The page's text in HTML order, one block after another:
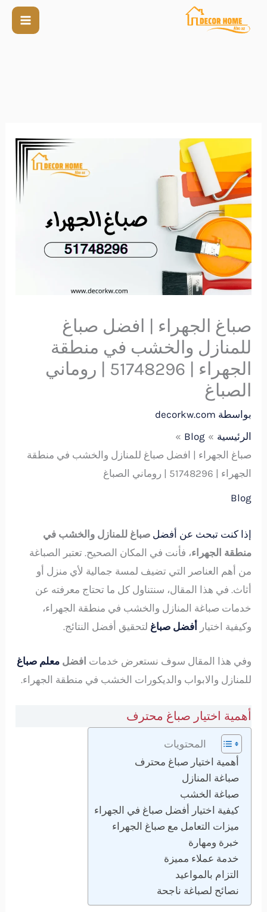
صباغ الجهراء | افضل صباغ
للمنازل والخشب في منطقة
الجهراء | 51748296 | روماني
الصباغ
بواسطة decorkw.com
الرئيسية
Blog
صباغ الجهراء | افضل صباغ للمنازل والخشب في منطقة
الجهراء | 51748296 | روماني الصباغ
Blog
إذا كنت تبحث عن أفضلصباغ للمنازل والخشب في
منطقة الجهراء، فأنت في المكان الصحيح. تعتبر الصباغة
من أهم العناصر التي تضيف لمسة جمالية لأي منزل أو
أثاث. في هذا المقال، سنتناول كل ما تحتاج معرفته عن
خدمات صباغة المنازل والخشب في منطقة الجهراء،
وكيفية اختيار
أفضل صباغ لتحقيق أفضل النتائج.
وفي هذا المقال سوف نستعرض خدمات افضلمعلم صباغ
للمنازل والابواب والديكورات الخشب في منطقة الجهراء.
أهمية اختيار صباغ محترف
المحتويات
أهمية اختيار صباغ محترف
صباغة المنازل
صباغة الخشب
كيفية اختيار أفضل صباغ في الجهراء
ميزات التعامل مع صباغ الجهراء
خبرة ومهارة
خدمة عملاء مميزة
التزام بالمواعيد
نصائح لصباغة ناجحة